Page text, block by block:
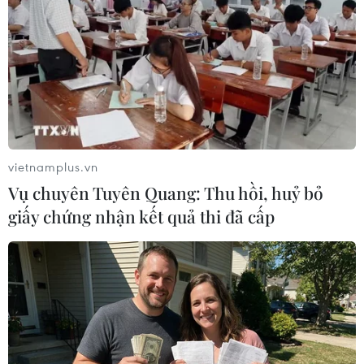
mà giới chuyên môn cảm nhận rõ ràng nhất sau 2 giải
giao hữu tại Thái Lan và Vòng chung kết Futsal châu Á
2022.
VCK Futsal châu Á 2022: Kỳ vọng Futsal
vietnamplus.vn
Vụ chuyên Tuyên Quang: Thu hồi, huỷ bỏ
giấy chứng nhận kết quả thi đã cấp